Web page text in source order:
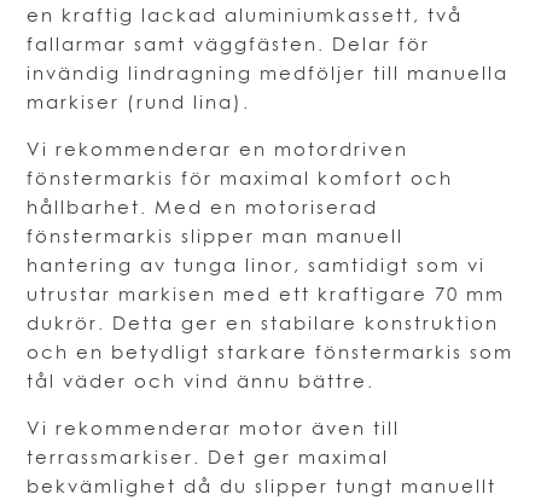
en kraftig lackad aluminiumkassett, två
fallarmar samt väggfästen. Delar för
invändig lindragning medföljer till manuella
markiser (rund lina).
Vi rekommenderar en motordriven
fönstermarkis för maximal komfort och
hållbarhet. Med en motoriserad
fönstermarkis slipper man manuell
hantering av tunga linor, samtidigt som vi
utrustar markisen med ett kraftigare 70 mm
dukrör. Detta ger en stabilare konstruktion
och en betydligt starkare fönstermarkis som
tål väder och vind ännu bättre.
Vi rekommenderar motor även till
terrassmarkiser. Det ger maximal
bekvämlighet då du slipper tungt manuellt